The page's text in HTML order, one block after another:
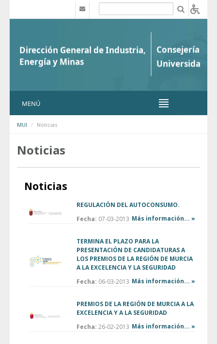
MENÚ
MUI Noticias
Noticias
Noticias
REGULACIÓN DEL AUTOCONSUMO.
Fecha: 07-03-2013 Más información... »
TERMINA EL PLAZO PARA LA
PRESENTACIÓN DE CANDIDATURAS A
LOS PREMIOS DE LA REGIÓN DE MURCIA
A LA EXCELENCIA Y LA SEGURIDAD
Fecha: 06-03-2013 Más información... »
PREMIOS DE LA REGIÓN DE MURCIA A LA
EXCELENCIA Y A LA SEGURIDAD
Fecha: 26-02-2013 Más información... »